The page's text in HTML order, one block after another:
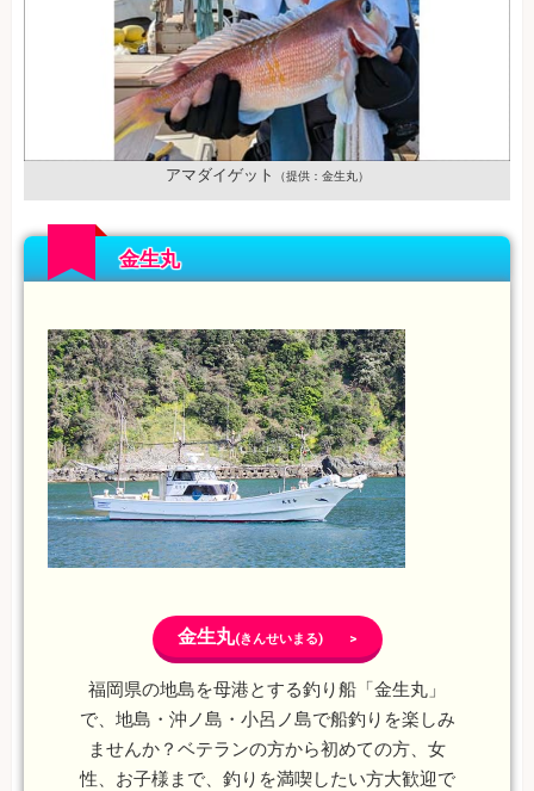
アマダイゲット （提供：金生丸）
金生丸
金生丸(きんせいまる) >
福岡県の地島を母港とする釣り船「金生丸」
で、地島・沖ノ島・小呂ノ島で船釣りを楽しみ
ませんか？ベテランの方から初めての方、女
性、お子様まで、釣りを満喫したい方大歓迎で